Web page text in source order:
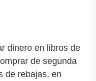
dinero en libros de
de segunda
de rebajas, en